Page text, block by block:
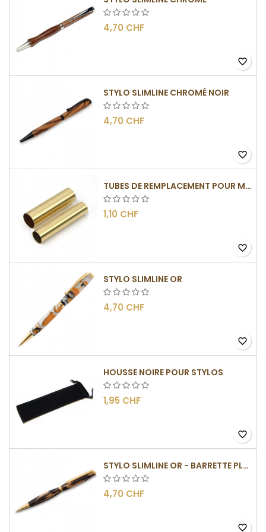
4,70 CHF
favorite_border
STYLO SLIMLINE CHROMÉ NOIR
4,70 CHF
favorite_border
TUBES DE REMPLACEMENT POUR MÉCANISMES SLIMLINE
1,10 CHF
favorite_border
STYLO SLIMLINE OR
4,70 CHF
favorite_border
HOUSSE NOIRE POUR STYLOS
1,95 CHF
favorite_border
STYLO SLIMLINE OR - BARRETTE PLATE
4,70 CHF
favorite_border